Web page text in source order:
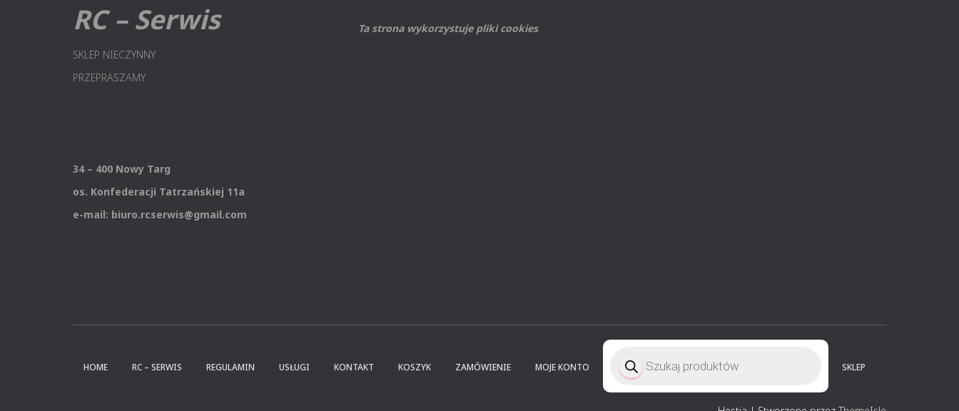
RC – Serwis
SKLEP NIECZYNNY
PRZEPRASZAMY
34 – 400 Nowy Targ
os. Konfederacji Tatrzańskiej 11a
e-mail: biuro.rcserwis@gmail.com
Ta strona wykorzystuje pliki cookies.
HOME RC – SERWIS REGULAMIN USŁUGI KONTAKT KOSZYK ZAMÓWIENIE MOJE KONTO
Wyszukiwarka
produktów SKLEP